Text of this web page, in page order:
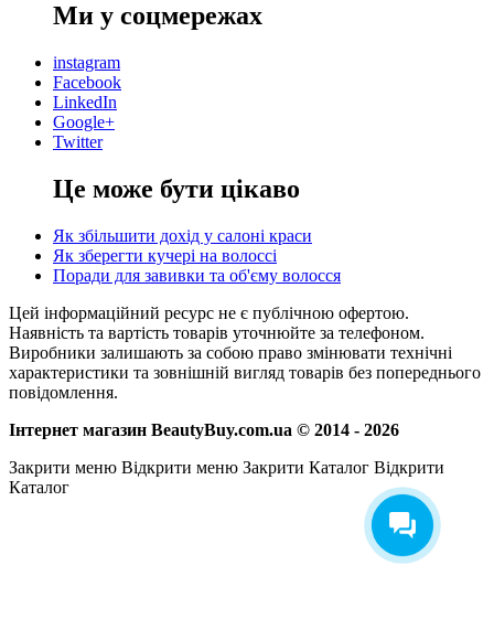
Ми у соцмережах
instagram
Facebook
LinkedIn
Google+
Twitter
Це може бути цікаво
Як збільшити дохід у салоні краси
Як зберегти кучері на волоссі
Поради для завивки та об'єму волосся
Цей інформаційний ресурс не є публічною офертою.
Наявність та вартість товарів уточнюйте за телефоном.
Виробники залишають за собою право змінювати технічні
характеристики та зовнішній вигляд товарів без попереднього
повідомлення.
Інтернет магазин BeautyBuy.com.ua © 2014 - 2026
Закрити меню Відкрити меню Закрити Каталог Відкрити
Каталог